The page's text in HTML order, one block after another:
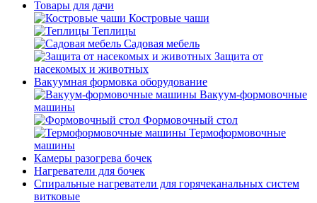
Товары для дачи
Костровые чаши
Теплицы
Садовая мебель
Защита от
насекомых и животных
Вакуумная формовка оборудование
Вакуум-формовочные
машины
Формовочный стол
Термоформовочные
машины
Камеры разогрева бочек
Нагреватели для бочек
Спиральные нагреватели для горячеканальных систем
витковые